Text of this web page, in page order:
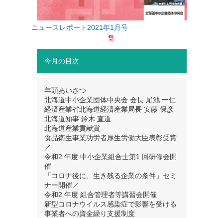
ニュースレポート2021年1月号
今月の目次
年頭あいさつ
北海道中小企業団体中央会 会長 尾池 一仁
経済産業省北海道経済産業局長 安藤 保彦
北海道知事 鈴木 直道
北海道産業貢献賞
食品衛生事業功労者厚生労働大臣表彰受賞
／
令和2 年度 中小企業組合士第1 回研修会開
催
「コロナ後に、生き残る企業の条件」セミ
ナー開催／
令和2 年度 組合管理者等講習会開催
新型コロナウイルス感染症で影響を受ける
事業者への資金繰り支援制度